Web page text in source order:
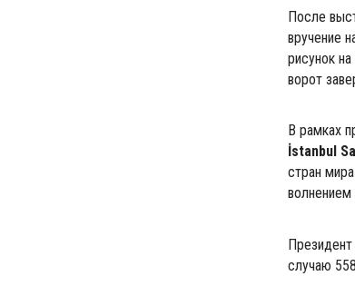
После
вручение
рисунок
ворот
В рамках
İstanbul
стран
волнением
Президент
случаю